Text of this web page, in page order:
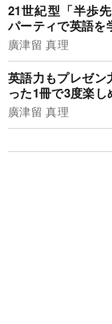
21世紀型「半歩
パーティで英語を
廣津留 真理
英語力もプレゼン
った1冊で3度楽
廣津留 真理